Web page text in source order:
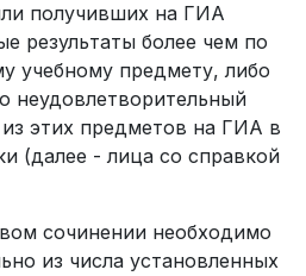
получивших на ГИА
результаты более чем по
учебному предмету, либо
неудовлетворительный
этих предметов на ГИА в
(далее - лица со справкой
сочинении необходимо
из числа установленных